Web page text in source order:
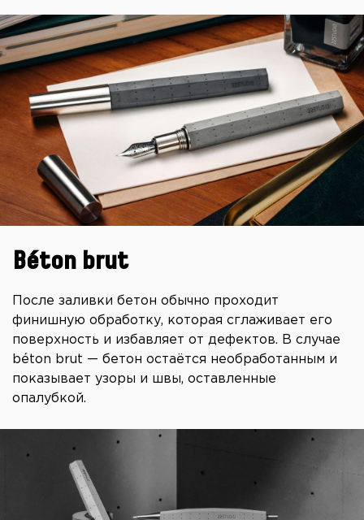
Béton brut
После заливки бетон обычно проходит
финишную обработку, которая сглаживает его
поверхность и избавляет от дефектов. В случае
béton brut — бетон остаётся необработанным и
показывает узоры и швы, оставленные
опалубкой.